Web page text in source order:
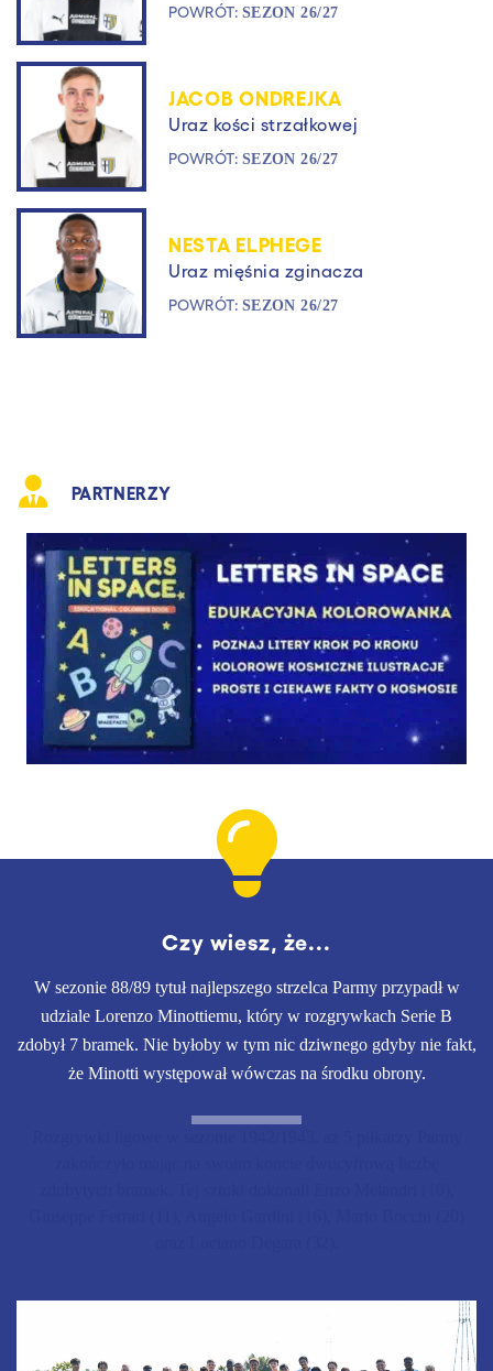
POWRÓT: SEZON 26/27
JACOB ONDREJKA
Uraz kości strzałkowej
POWRÓT: SEZON 26/27
NESTA ELPHEGE
Uraz mięśnia zginacza
POWRÓT: SEZON 26/27
PARTNERZY
Czy wiesz, że...
W sezonie 88/89 tytuł najlepszego strzelca Parmy przypadł w
udziale Lorenzo Minottiemu, który w rozgrywkach Serie B
zdobył 7 bramek. Nie byłoby w tym nic dziwnego gdyby nie fakt,
że Minotti występował wówczas na środku obrony.